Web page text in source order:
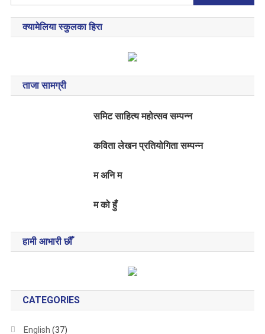
for:
क्यामेलिया स्कुलका हिरा
ताजा सामग्री
समिट साहित्य महोत्सव सम्पन्न
कविता लेखन प्रतियोगिता सम्पन्न
म अनि म
म को हुँ
हामी आभारी छौँ
CATEGORIES
English (37)